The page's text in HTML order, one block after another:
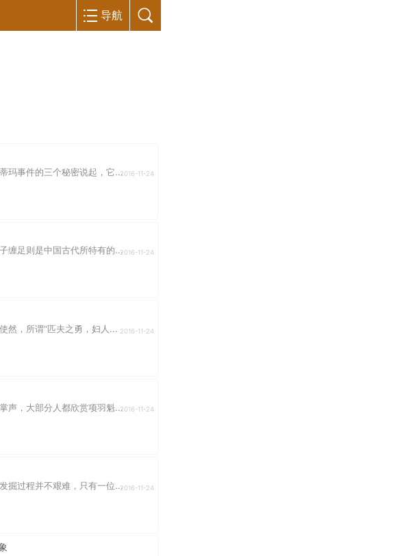
导航
玛事件的三个秘密说起，它...2016-11-24
缠足则是中国古代所特有的...2016-11-24
然，所谓“匹夫之勇，妇人... 2016-11-24
声，大部分人都欣赏项羽魁...2016-11-24
掘过程并不艰难，只有一位...2016-11-24